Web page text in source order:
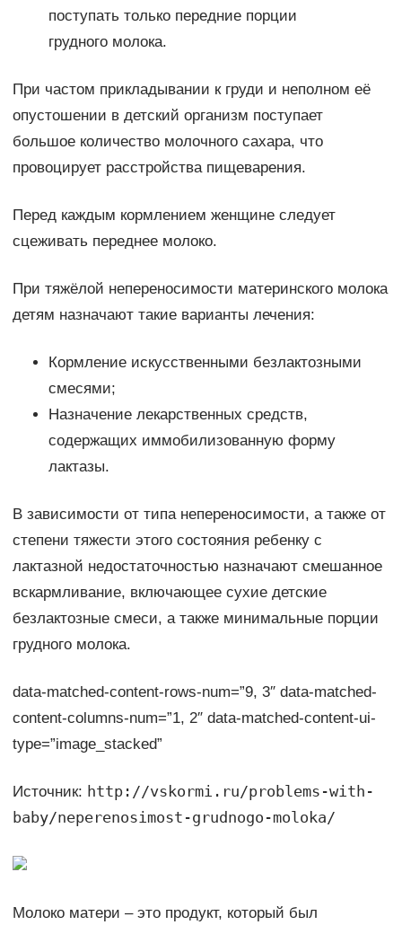
поступать только передние порции
грудного молока.
При частом прикладывании к груди и неполном её
опустошении в детский организм поступает
большое количество молочного сахара, что
провоцирует расстройства пищеварения.
Перед каждым кормлением женщине следует
сцеживать переднее молоко.
При тяжёлой непереносимости материнского молока
детям назначают такие варианты лечения:
Кормление искусственными безлактозными
смесями;
Назначение лекарственных средств,
содержащих иммобилизованную форму
лактазы.
В зависимости от типа непереносимости, а также от
степени тяжести этого состояния ребенку с
лактазной недостаточностью назначают смешанное
вскармливание, включающее сухие детские
безлактозные смеси, а также минимальные порции
грудного молока.
data-matched-content-rows-num=”9, 3″ data-matched-
content-columns-num=”1, 2″ data-matched-content-ui-
type=”image_stacked”
Источник: http://vskormi.ru/problems-with-
baby/neperenosimost-grudnogo-moloka/
Молоко матери – это продукт, который был